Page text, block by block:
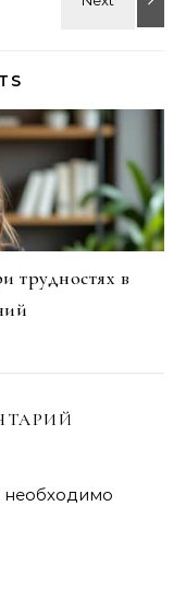
трудностях в
необходимо